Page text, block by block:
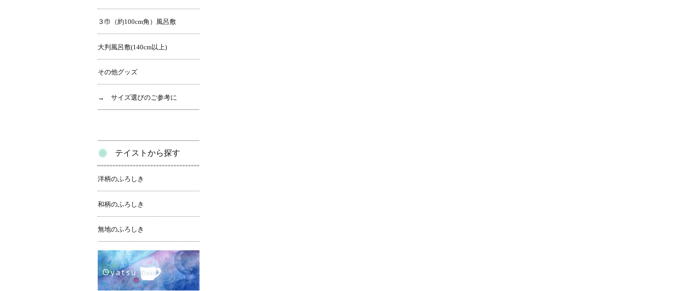
３巾（約100cm角）風呂敷
大判風呂敷(140cm以上)
その他グッズ
→ サイズ選びのご参考に
テイストから探す
洋柄のふろしき
和柄のふろしき
無地のふろしき